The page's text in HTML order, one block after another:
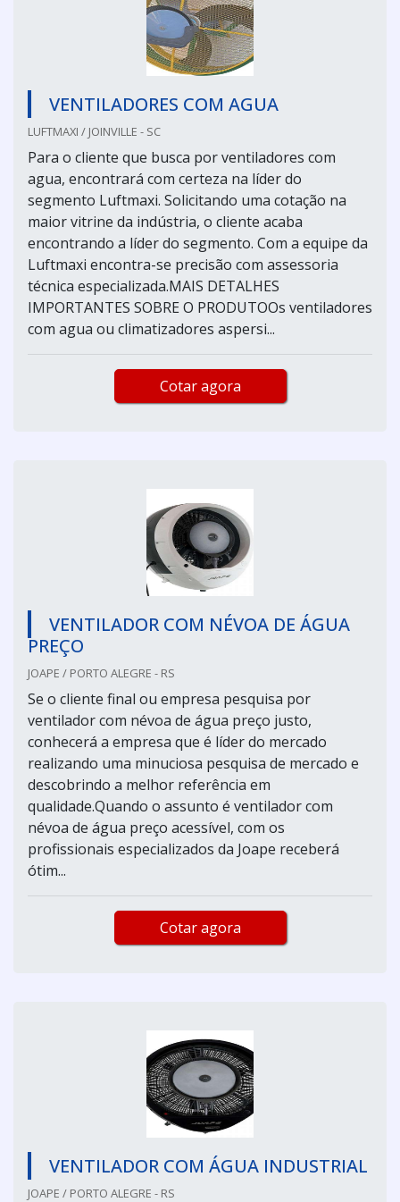
VENTILADORES COM AGUA
LUFTMAXI / JOINVILLE - SC
Para o cliente que busca por ventiladores com
agua, encontrará com certeza na líder do
segmento Luftmaxi. Solicitando uma cotação na
maior vitrine da indústria, o cliente acaba
encontrando a líder do segmento. Com a equipe da
Luftmaxi encontra-se precisão com assessoria
técnica especializada.MAIS DETALHES
IMPORTANTES SOBRE O PRODUTOOs ventiladores
com agua ou climatizadores aspersi...
Cotar agora
VENTILADOR COM NÉVOA DE ÁGUA
PREÇO
JOAPE / PORTO ALEGRE - RS
Se o cliente final ou empresa pesquisa por
ventilador com névoa de água preço justo,
conhecerá a empresa que é líder do mercado
realizando uma minuciosa pesquisa de mercado e
descobrindo a melhor referência em
qualidade.Quando o assunto é ventilador com
névoa de água preço acessível, com os
profissionais especializados da Joape receberá
ótim...
Cotar agora
VENTILADOR COM ÁGUA INDUSTRIAL
JOAPE / PORTO ALEGRE - RS